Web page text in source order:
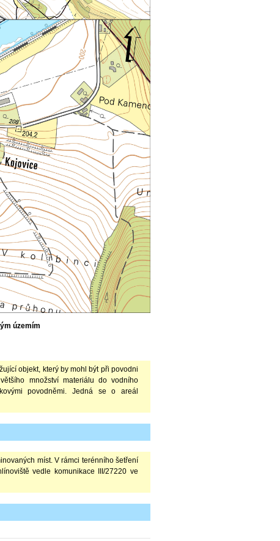
územím
objekt, který by mohl být při povodni
množství materiálu do vodního
povodněmi. Jedná se o areál
míst. V rámci terénního šetření
vedle komunikace III/27220 ve